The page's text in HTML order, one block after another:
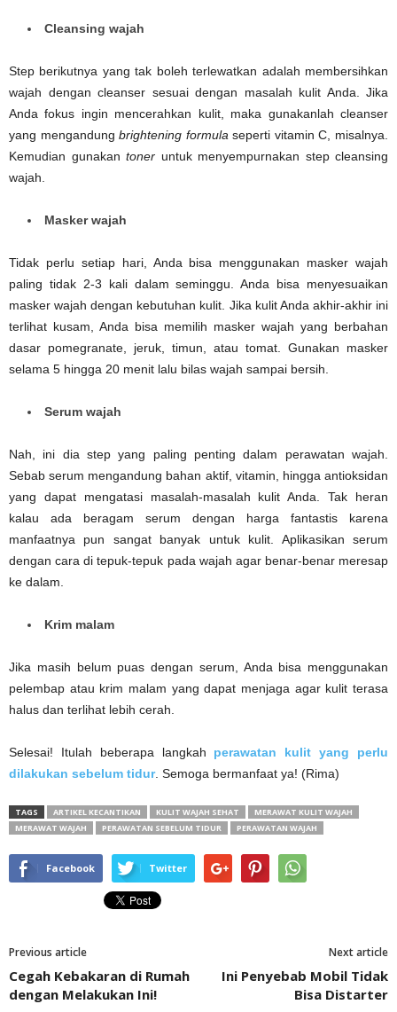
Cleansing wajah
Step berikutnya yang tak boleh terlewatkan adalah membersihkan
wajah dengan cleanser sesuai dengan masalah kulit Anda. Jika
Anda fokus ingin mencerahkan kulit, maka gunakanlah cleanser
yang mengandungbrightening formulaseperti vitamin C, misalnya.
Kemudian gunakan toner untuk menyempurnakan step cleansing
wajah.
Masker wajah
Tidak perlu setiap hari, Anda bisa menggunakan masker wajah
paling tidak 2-3 kali dalam seminggu. Anda bisa menyesuaikan
masker wajah dengan kebutuhan kulit. Jika kulit Anda akhir-akhir ini
terlihat kusam, Anda bisa memilih masker wajah yang berbahan
dasar pomegranate, jeruk, timun, atau tomat. Gunakan masker
selama 5 hingga 20 menit lalu bilas wajah sampai bersih.
Serum wajah
Nah, ini dia step yang paling penting dalam perawatan wajah.
Sebab serum mengandung bahan aktif, vitamin, hingga antioksidan
yang dapat mengatasi masalah-masalah kulit Anda. Tak heran
kalau ada beragam serum dengan harga fantastis karena
manfaatnya pun sangat banyak untuk kulit. Aplikasikan serum
dengan cara di tepuk-tepuk pada wajah agar benar-benar meresap
ke dalam.
Krim malam
Jika masih belum puas dengan serum, Anda bisa menggunakan
pelembap atau krim malam yang dapat menjaga agar kulit terasa
halus dan terlihat lebih cerah.
Selesai! Itulah beberapa langkah perawatan kulit yang perlu
dilakukan sebelum tidur. Semoga bermanfaat ya! (Rima)
TAGS ARTIKEL KECANTIKAN KULIT WAJAH SEHAT
MERAWAT KULIT WAJAH
MERAWAT WAJAH
PERAWATAN SEBELUM TIDUR PERAWATAN WAJAH
Facebook Twitter
Previous article
Cegah Kebakaran di Rumah
dengan Melakukan Ini!
Next article
Ini Penyebab Mobil Tidak
Bisa Distarter